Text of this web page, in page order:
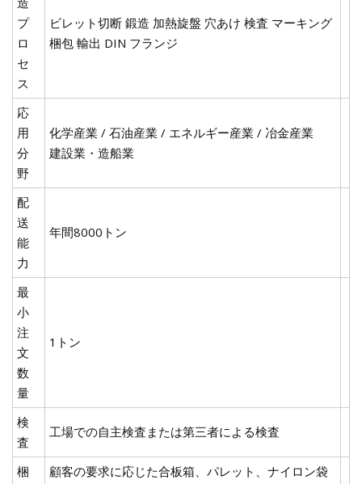
プ
ロ
セ
ス
ビレット切断 鍛造 加熱旋盤 穴あけ 検査 マーキング
梱包 輸出 DIN フランジ
応
用
分
野
化学産業 / 石油産業 / エネルギー産業 / 冶金産業
建設業・造船業
配
送
能
力
年間8000トン
最
小
注
文
数
量
1トン
検
査
工場での自主検査または第三者による検査
梱
顧客の要求に応じた合板箱、パレット、ナイロン袋